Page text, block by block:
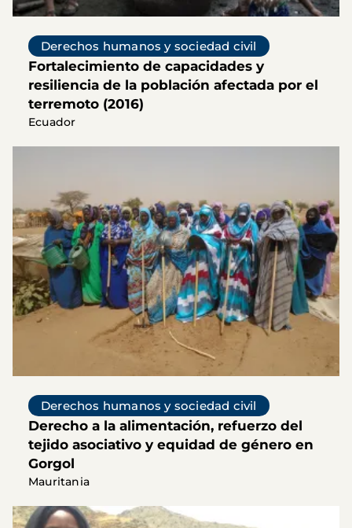
Derechos humanos y sociedad civil
Fortalecimiento de capacidades y
resiliencia de la población afectada por el
terremoto (2016)
Ecuador
Derechos humanos y sociedad civil
Derecho a la alimentación, refuerzo del
tejido asociativo y equidad de género en
Gorgol
Mauritania